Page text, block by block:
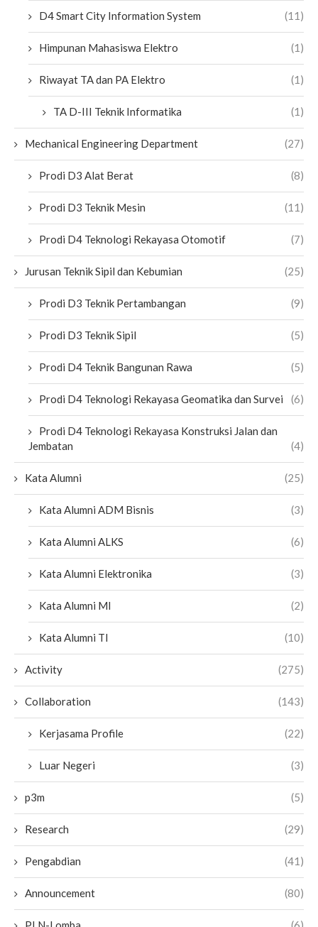
D4 Smart City Information System (11)
Himpunan Mahasiswa Elektro (1)
Riwayat TA dan PA Elektro (1)
TA D-III Teknik Informatika (1)
Mechanical Engineering Department (27)
Prodi D3 Alat Berat (8)
Prodi D3 Teknik Mesin (11)
Prodi D4 Teknologi Rekayasa Otomotif (7)
Jurusan Teknik Sipil dan Kebumian (25)
Prodi D3 Teknik Pertambangan (9)
Prodi D3 Teknik Sipil (5)
Prodi D4 Teknik Bangunan Rawa (5)
Prodi D4 Teknologi Rekayasa Geomatika dan Survei (6)
Prodi D4 Teknologi Rekayasa Konstruksi Jalan dan
Jembatan
(4)
Kata Alumni (25)
Kata Alumni ADM Bisnis (3)
Kata Alumni ALKS (6)
Kata Alumni Elektronika (3)
Kata Alumni MI (2)
Kata Alumni TI (10)
Activity (275)
Collaboration (143)
Kerjasama Profile (22)
Luar Negeri (3)
p3m (5)
Research (29)
Pengabdian (41)
Announcement (80)